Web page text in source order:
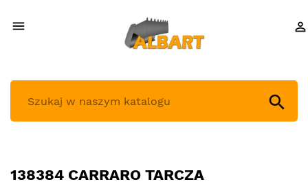
 

138384 CARRARO TARCZA